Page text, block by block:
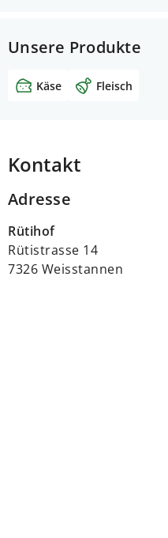
Unsere Produkte
Käse Fleisch
Kontakt
Adresse
Rütihof
Rütistrasse 14
7326 Weisstannen